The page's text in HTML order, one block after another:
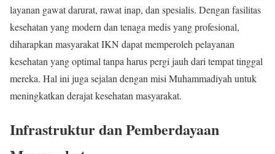
layanan gawat darurat, rawat inap, dan spesialis. Dengan fasilitas
kesehatan yang modern dan tenaga medis yang profesional,
diharapkan masyarakat IKN dapat memperoleh pelayanan
kesehatan yang optimal tanpa harus pergi jauh dari tempat tinggal
mereka. Hal ini juga sejalan dengan misi Muhammadiyah untuk
meningkatkan derajat kesehatan masyarakat.
Infrastruktur dan Pemberdayaan